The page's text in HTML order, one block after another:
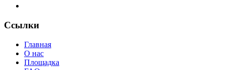
Ссылки
Главная
О нас
Площадка